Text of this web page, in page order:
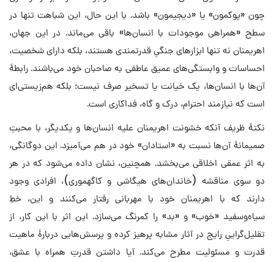
چون «پوکمون» یا «دیجیمون» باشد. با این حال، این شباهت تنها در
سطح «همراهی موجودات با انسان‌ها» باقی می‌ماند. در این جهان،
اهریمنان نه تنها ابزارهای جنگیِ قدرتمندی هستند، بلکه دارای شخصیت،
احساسات و وابستگی‌های عمیق عاطفی به صاحبان خود می‌باشند. رابطهٔ
آن‌ها با انسان‌ها، یک خیانت یا تسخیر صرف نیست؛ بلکه هم‌زیستی‌ای
است که نیازمند احترام، درک و گاه، فداکاری است.
نکتهٔ ظریف آنکه خشونت اهریمنان علیه انسان‌ها و یکدیگر، با محبتِ
صمیمانهٔ آن‌ها نسبت به «استادان» خود در هم می‌آمیزد. این دوگانگی،
به اثر عمقی اخلاقی می‌بخشد. همچنین، نشان داده می‌شود که در هر
دو سوی مناقشه (خاندان‌های هیگاشی و کاگهموری)، افرادی وجود
دارند که با اهریمنان خود با مهربانی رفتار می‌کنند و این، خطِ
سیاه‌وسفید «خوب» و «بد» را کمرنگ می‌سازد. این اثر با این کار، از
تقلیل‌گراییِ رایج در آثار مشابه پرهیز کرده و پرسش‌هایی دربارهٔ ماهیت
قدرت و مسئولیت مطرح می‌کند. آیا داشتن قدرتِ همراه با عشق،